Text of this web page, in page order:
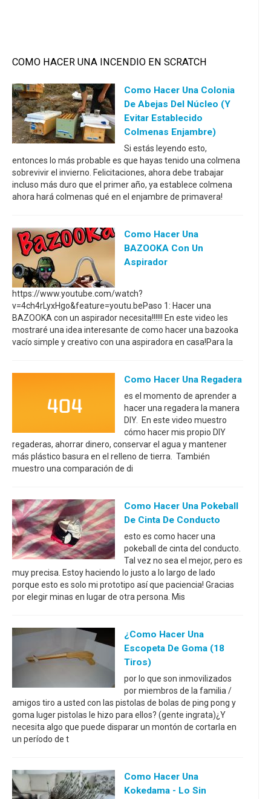
COMO HACER UNA INCENDIO EN SCRATCH
Como Hacer Una Colonia
De Abejas Del Núcleo (y
Evitar Establecido
Colmenas Enjambre)
Si estás leyendo esto,
entonces lo más probable es que hayas tenido una colmena
sobrevivir el invierno. Felicitaciones, ahora debe trabajar
incluso más duro que el primer año, ya establece colmena
ahora hará colmenas qué en el enjambre de primavera!
Como Hacer Una
BAZOOKA Con Un
Aspirador
https://www.youtube.com/watch?
v=4ch4rLyxHgo&feature=youtu.bePaso 1: Hacer una
BAZOOKA con un aspirador necesita!!!!!! En este video les
mostraré una idea interesante de como hacer una bazooka
vacío simple y creativo con una aspiradora en casa!Para la
Como Hacer Una Regadera
es el momento de aprender a
hacer una regadera la manera
DIY. En este video muestro
cómo hacer mis propio DIY
regaderas, ahorrar dinero, conservar el agua y mantener
más plástico basura en el relleno de tierra. También
muestro una comparación de di
Como Hacer Una Pokeball
De Cinta De Conducto
esto es como hacer una
pokeball de cinta del conducto.
Tal vez no sea el mejor, pero es
muy precisa. Estoy haciendo lo justo a lo largo de lado
porque esto es solo mi prototipo así que paciencia! Gracias
por elegir minas en lugar de otra persona. Mis
¿Como Hacer Una
Escopeta De Goma (18
Tiros)
por lo que son inmovilizados
por miembros de la familia /
amigos tiro a usted con las pistolas de bolas de ping pong y
goma luger pistolas le hizo para ellos? (gente ingrata)¿Y
necesita algo que puede disparar un montón de cortarla en
un período de t
Como Hacer Una
Kokedama - Lo Sin